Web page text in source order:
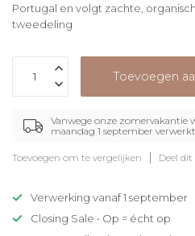
Portugal en volgt zachte,
tweedeling
Toevoegen
Vanwege onze zomervakantie
maandag 1 september
Toevoegen om te vergelijken Deel
Verwerking vanaf 1 september
Closing Sale • Op = écht op